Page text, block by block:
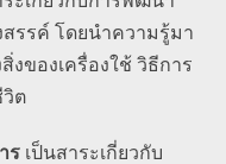
รรค์ โดยนำความรู้มา
งของเครื่องใช้ วิธีการ
ต
ร เป็นสาระเกี่ยวกับ